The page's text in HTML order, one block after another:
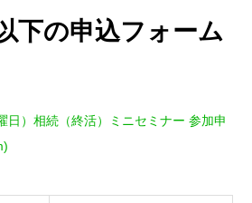
下の申込フォーム
日）相続（終活）ミニセミナー 参加申